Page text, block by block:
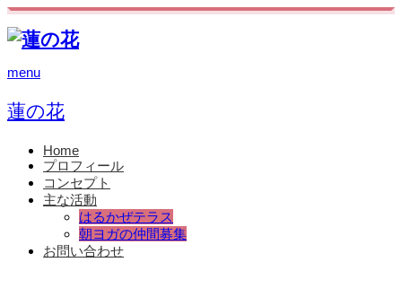
menu
蓮の花
Home
プロフィール
コンセプト
主な活動
はるかぜテラス
朝ヨガの仲間募集
お問い合わせ